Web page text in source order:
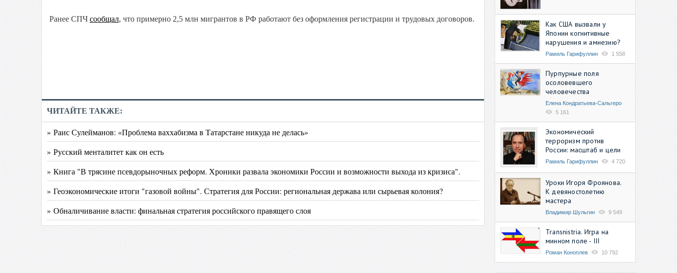
Ранее СПЧ сообщал, что примерно 2,5 млн мигрантов в РФ работают без оформления регистрации и трудовых договоров.
ЧИТАЙТЕ ТАКЖЕ:
» Раис Сулейманов: «Проблема ваххабизма в Татарстане никуда не делась»
» Русский менталитет как он есть
» Книга "В трясине псевдорыночных реформ. Хроники развала экономики России и возможности выхода из кризиса".
» Геоэкономические итоги "газовой войны". Стратегия для России: региональная держава или сырьевая колония?
» Обналичивание власти: финальная стратегия российского правящего слоя
Как США вызвали у
Японии когнитивные
нарушения и амнезию?
Рамиль Гарифуллин 1 558
Пурпурные поля
осоловевшего
человечества
Елена Кондратьева-Сальгеро
5 161
Экономический
терроризм против
России: масштаб и цели
Рамиль Гарифуллин 4 720
Уроки Игоря Фроянова.
К девяностолетию
мастера
Владимир Шульгин 9 549
Transnistria. Игра на
минном поле - III
Роман Коноплев 10 792